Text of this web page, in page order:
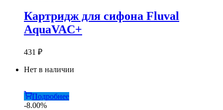
Картридж для сифона Fluval
AquaVAC+
431 ₽
Нет в наличии
Подробнее
-8.00%